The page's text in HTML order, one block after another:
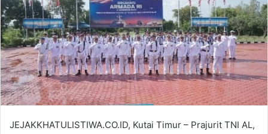
JEJAKKHATULISTIWA.CO.ID, Kutai Timur – Prajurit TNI AL,